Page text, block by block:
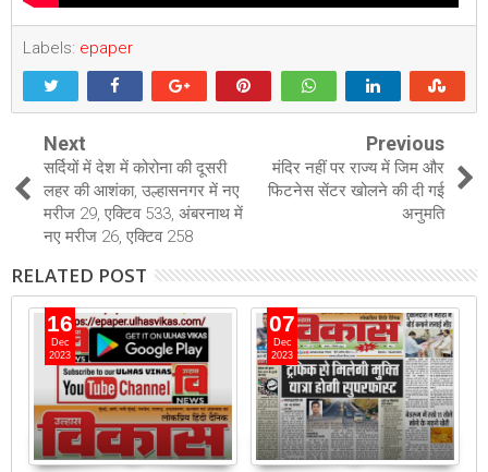
Labels: epaper
Next
सर्दियों में देश में कोरोना की दूसरी
लहर की आशंका, उल्हासनगर में नए
मरीज 29, एक्टिव 533, अंबरनाथ में
नए मरीज 26, एक्टिव 258
Previous
मंदिर नहीं पर राज्य में जिम और
फिटनेस सेंटर खोलने की दी गई
अनुमति
RELATED POST
16
Dec
2023
07
Dec
2023